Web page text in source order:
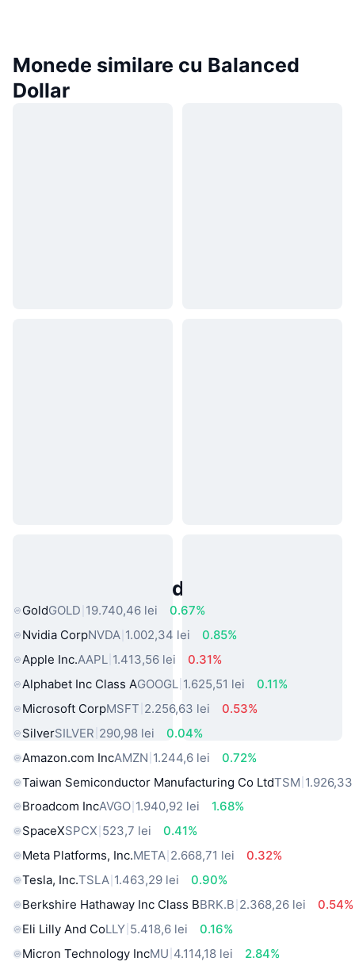
Monede similare cu Balanced
Dollar
Active Populare din Lumea Reală
GoldGOLD 19.740,46 lei
0.67%
Nvidia CorpNVDA 1.002,34 lei
0.85%
Apple Inc.AAPL 1.413,56 lei
0.31%
Alphabet Inc Class AGOOGL 1.625,51 lei
0.11%
Microsoft CorpMSFT 2.256,63 lei
0.53%
SilverSILVER 290,98 lei
0.04%
Amazon.com IncAMZN 1.244,6 lei
0.72%
Taiwan Semiconductor Manufacturing Co LtdTSM
Broadcom IncAVGO 1.940,92 lei
1.68%
SpaceXSPCX 523,7 lei
0.41%
Meta Platforms, Inc.META 2.668,71 lei
0.32%
Tesla, Inc.TSLA 1.463,29 lei
0.90%
Berkshire Hathaway Inc Class BBRK.B 2.368,26 lei
0.54%
Eli Lilly And CoLLY 5.418,6 lei
0.16%
Micron Technology IncMU 4.114,18 lei
2.84%